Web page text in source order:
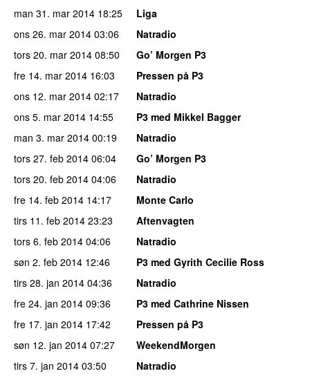
man 31. mar 2014 18:25
Liga
ons 26. mar 2014 03:06
Natradio
tors 20. mar 2014 08:50
Go’ Morgen P3
fre 14. mar 2014 16:03
Pressen på P3
ons 12. mar 2014 02:17
Natradio
ons 5. mar 2014 14:55
P3 med Mikkel Bagger
man 3. mar 2014 00:19
Natradio
tors 27. feb 2014 06:04
Go’ Morgen P3
tors 20. feb 2014 04:06
Natradio
fre 14. feb 2014 14:17
Monte Carlo
tirs 11. feb 2014 23:23
Aftenvagten
tors 6. feb 2014 04:06
Natradio
søn 2. feb 2014 12:46
P3 med Gyrith Cecilie Ross
tirs 28. jan 2014 04:36
Natradio
fre 24. jan 2014 09:36
P3 med Cathrine Nissen
fre 17. jan 2014 17:42
Pressen på P3
søn 12. jan 2014 07:27
WeekendMorgen
tirs 7. jan 2014 03:50
Natradio